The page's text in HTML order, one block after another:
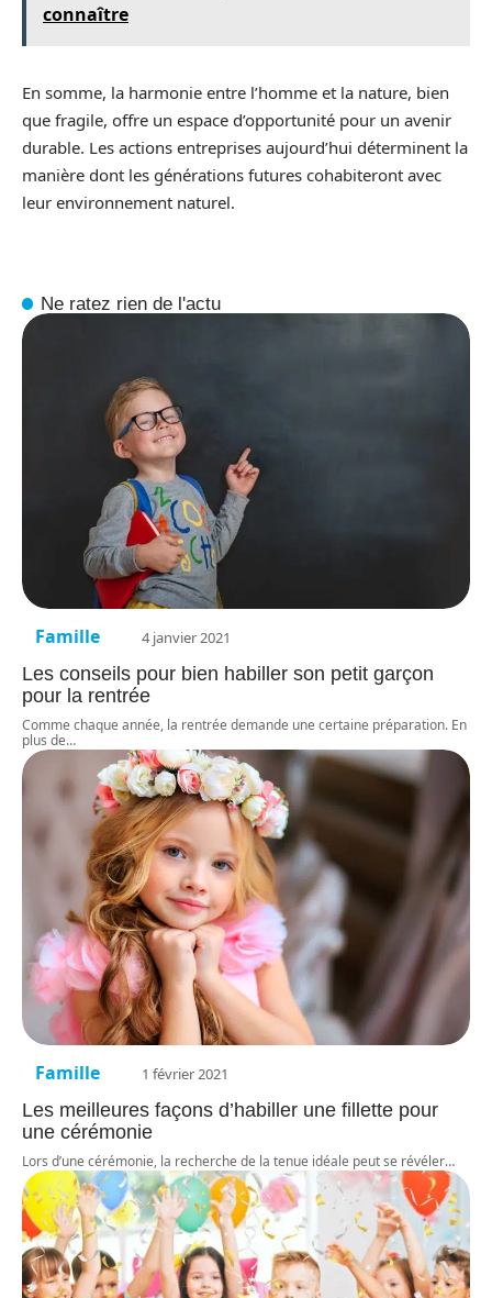
connaître
En somme, la harmonie entre l’homme et la nature, bien
que fragile, offre un espace d’opportunité pour un avenir
durable. Les actions entreprises aujourd’hui déterminent la
manière dont les générations futures cohabiteront avec
leur environnement naturel.
Ne ratez rien de l'actu
Famille 4 janvier 2021
Les conseils pour bien habiller son petit garçon
pour la rentrée
Comme chaque année, la rentrée demande une certaine préparation. En
plus de…
Famille 1 février 2021
Les meilleures façons d’habiller une fillette pour
une cérémonie
Lors d’une cérémonie, la recherche de la tenue idéale peut se révéler…